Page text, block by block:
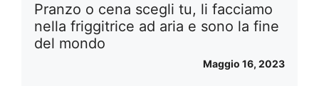
Pranzo o cena scegli tu, li facciamo
nella friggitrice ad aria e sono la fine
del mondo
Maggio 16, 2023